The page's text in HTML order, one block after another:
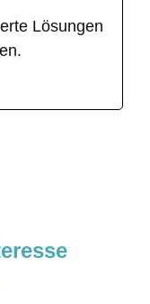
Lösungen